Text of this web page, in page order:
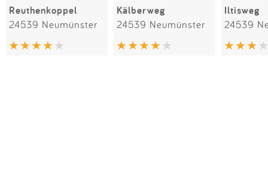
Reuthenkoppel
24539 Neumünster
Kälberweg
24539 Neumünster
Iltisweg
24539